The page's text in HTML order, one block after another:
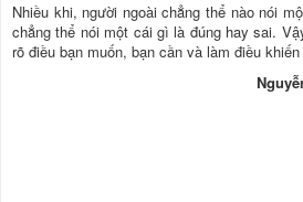
Nhiều khi, người ngoài chẳng thể nào nói
chẳng thể nói một cái gì là đúng hay sai.
rõ điều bạn muốn, bạn cần và làm điều